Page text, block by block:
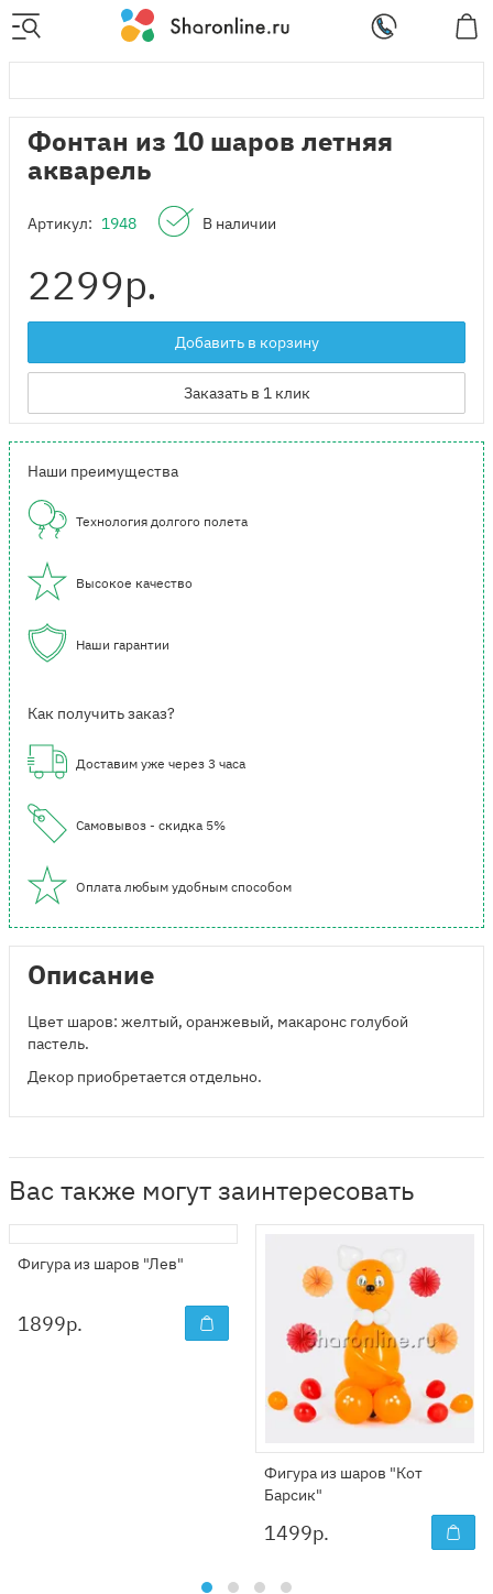
Фонтан из 10 шаров летняя
акварель
Артикул: 1948 В наличии
2299р.
Добавить в корзину
Заказать в 1 клик
Наши преимущества
Технология долгого полета
Высокое качество
Наши гарантии
Как получить заказ?
Доставим уже через 3 часа
Самовывоз - скидка 5%
Оплата любым удобным способом
Описание
Цвет шаров: желтый, оранжевый, макаронс голубой
пастель.
Декор приобретается отдельно.
Вас также могут заинтересовать
Фигура из шаров "Лев"
1899р.
Фигура из шаров "Кот
Барсик"
1499р.